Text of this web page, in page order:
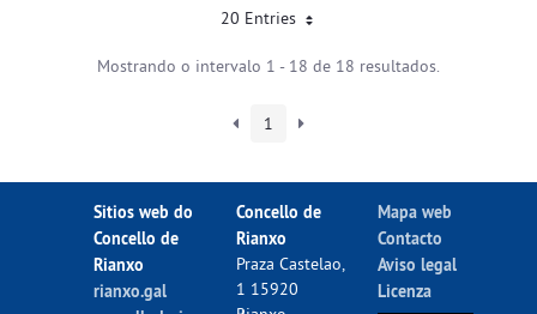
20 Entries
Mostrando o intervalo 1 - 18 de 18 resultados.
1
Sitios web do
Concello de
Rianxo
rianxo.gal
Concello de
Rianxo
Praza Castelao,
1 15920
Mapa web
Contacto
Aviso legal
Licenza